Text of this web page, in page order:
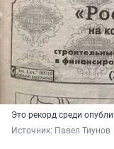
Это рекорд среди
Источник: Павел Тиунов